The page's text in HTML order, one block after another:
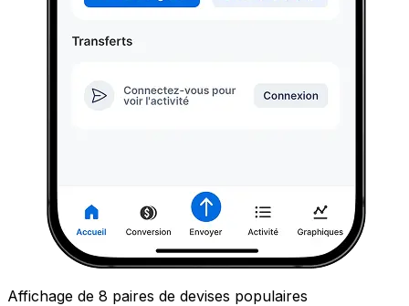
Affichage de 8 paires de devises populaires